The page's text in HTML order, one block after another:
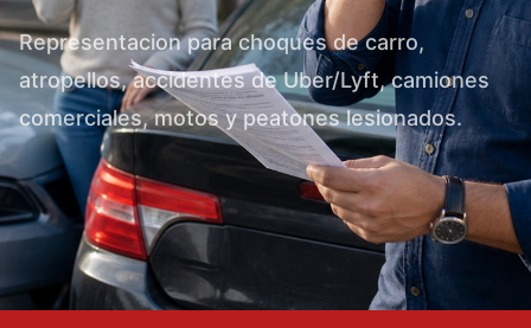
Representacion para choques de carro,
atropellos, accidentes de Uber/Lyft, camiones
comerciales, motos y peatones lesionados.